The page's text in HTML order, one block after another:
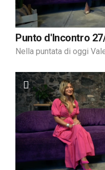
Punto d'Incontro
Nella puntata di oggi